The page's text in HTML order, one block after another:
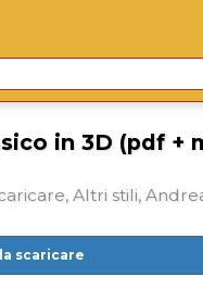
in 3D (pdf +
Altri stili,
scaricare